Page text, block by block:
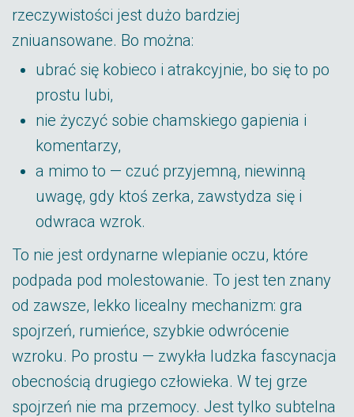
rzeczywistości jest dużo bardziej
zniuansowane. Bo można:
ubrać się kobieco i atrakcyjnie, bo się to po
prostu lubi,
nie życzyć sobie chamskiego gapienia i
komentarzy,
a mimo to — czuć przyjemną, niewinną
uwagę, gdy ktoś zerka, zawstydza się i
odwraca wzrok.
To nie jest ordynarne wlepianie oczu, które
podpada pod molestowanie. To jest ten znany
od zawsze, lekko licealny mechanizm: gra
spojrzeń, rumieńce, szybkie odwrócenie
wzroku. Po prostu — zwykła ludzka fascynacja
obecnością drugiego człowieka. W tej grze
spojrzeń nie ma przemocy. Jest tylko subtelna